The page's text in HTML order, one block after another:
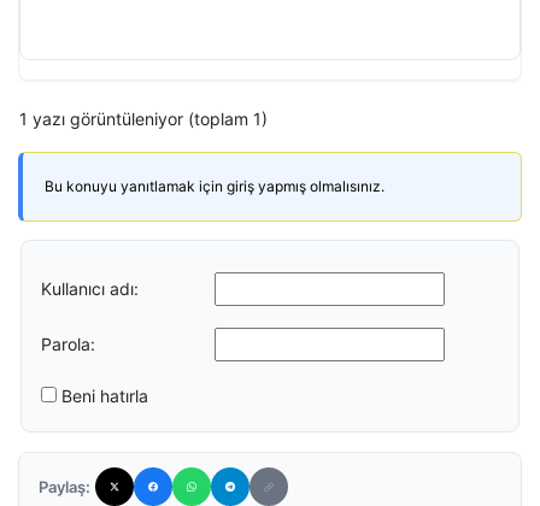
1 yazı görüntüleniyor (toplam 1)
Bu konuyu yanıtlamak için giriş yapmış olmalısınız.
Kullanıcı adı:
Parola:
Beni hatırla
Paylaş: